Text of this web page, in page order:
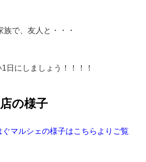
族で、友人と・・・
日にしましょう！！！！
の様子
ぐマルシェの様子はこちらよりご覧